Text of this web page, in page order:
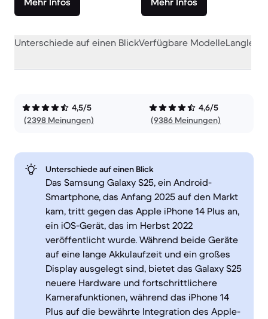
Unterschiede auf einen BlickVerfügbare Modelle
4,5/5
(2398 Meinungen)
4,6/5
(9386 Meinungen)
Unterschiede auf einen Blick
Das Samsung Galaxy S25, ein Android-
Smartphone, das Anfang 2025 auf den Markt
kam, tritt gegen das Apple iPhone 14 Plus an,
ein iOS-Gerät, das im Herbst 2022
veröffentlicht wurde. Während beide Geräte
auf eine lange Akkulaufzeit und ein großes
Display ausgelegt sind, bietet das Galaxy S25
neuere Hardware und fortschrittlichere
Kamerafunktionen, während das iPhone 14
Plus auf die bewährte Integration des Apple-